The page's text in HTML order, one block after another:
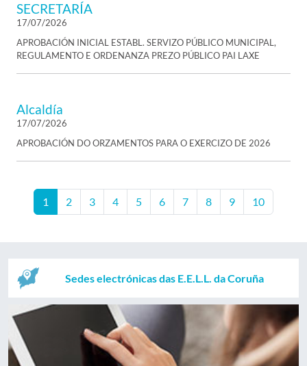
SECRETARÍA
17/07/2026
APROBACIÓN INICIAL ESTABL. SERVIZO PÚBLICO MUNICIPAL,
REGULAMENTO E ORDENANZA PREZO PÚBLICO PAI LAXE
Alcaldía
17/07/2026
APROBACIÓN DO ORZAMENTOS PARA O EXERCIZO DE 2026
1 2 3 4 5 6 7 8 9 10
Sedes electrónicas das E.E.L.L. da Coruña